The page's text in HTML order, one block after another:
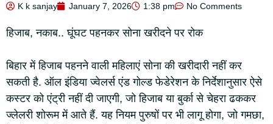
K k sanjay January 7, 2026 1:38 pm No Comments
हिजाब, नकाब.. घूंघट पहनकर सोना खरीदने पर रोक
बिहार में हिजाब पहनने वाली महिलाएं सोना की खरीदारी नहीं कर
सकती है. ऑल इंडिया ज्वेलर्स एंड गोल्ड फेडेरेशन के निर्देशानुसार ऐसे
कस्टर को एंट्री नहीं दी जाएगी, जो हिजाब या बुर्का से चेहरा ढककर
ज्लेलरी शोरूम में आते हैं. यह नियम पुरुषों पर भी लागू होगा, जो गमछा,